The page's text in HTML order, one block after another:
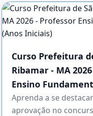
Curso Prefeitura
Ribamar - MA
Ensino
Aprenda a se
aprovação no